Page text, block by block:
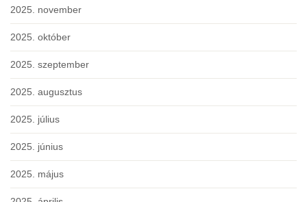
2025. november
2025. október
2025. szeptember
2025. augusztus
2025. július
2025. június
2025. május